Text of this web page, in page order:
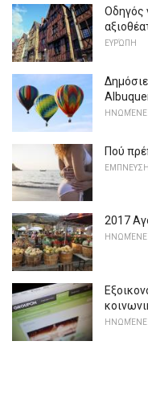
Οδηγός
ΕΥΡΏΠΗ
Πού
ΕΜΠΝΕΥΣΗ
2017